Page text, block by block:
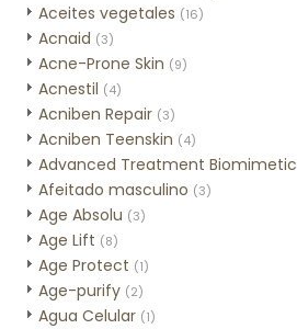
Aceites vegetales (16)
Acnaid (3)
Acne-Prone Skin (9)
Acnestil (4)
Acniben Repair (3)
Acniben Teenskin (4)
Advanced Treatment Biomimetic
Afeitado masculino (3)
Age Absolu (3)
Age Lift (8)
Age Protect (1)
Age-purify (2)
Agua Celular (1)